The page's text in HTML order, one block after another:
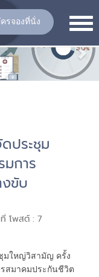
รจองที่นั่ง
ประชุม
การ
ขับ
โพสต์ : 7
มใหญ่วิสามัญ ครั้ง
สมาคมประกันชีวิต